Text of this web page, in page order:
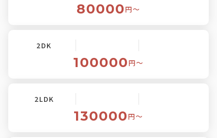
80000円〜
2DK
100000円〜
2LDK
130000円〜